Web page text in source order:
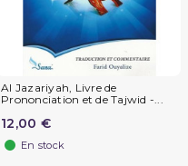
Al Jazariyah, Livre de
Prononciation et de Tajwid -...
12,00 €
En stock